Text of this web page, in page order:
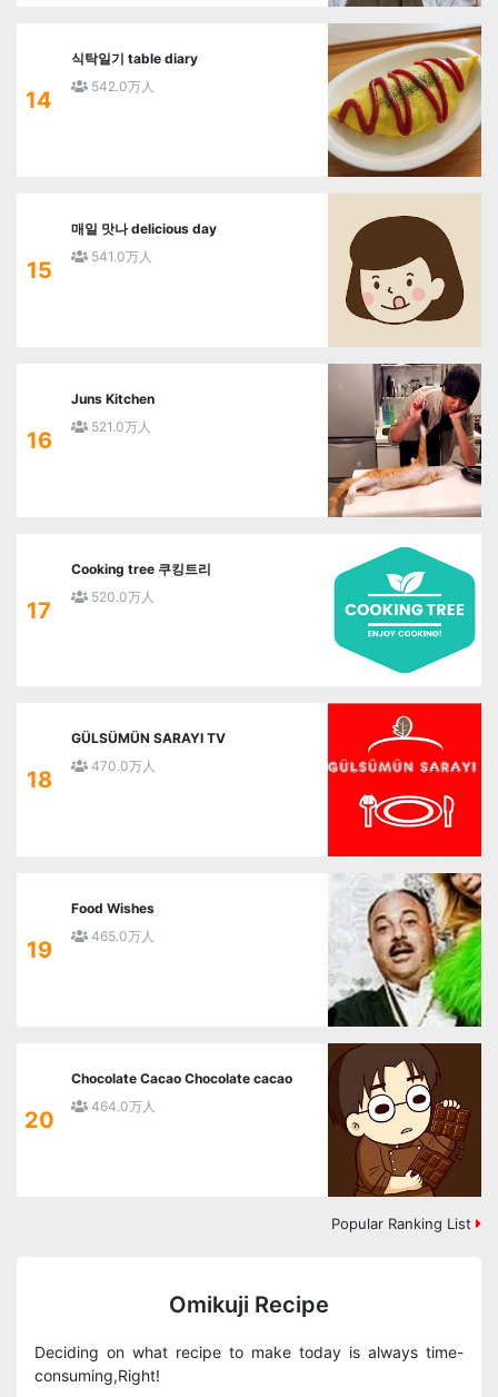
14
식탁일기 table diary
542.0万人
15
매일 맛나 delicious day
541.0万人
16
Juns Kitchen
521.0万人
17
Cooking tree 쿠킹트리
520.0万人
18
GÜLSÜMÜN SARAYI TV
470.0万人
19
Food Wishes
465.0万人
20
Chocolate Cacao Chocolate cacao
464.0万人
Popular Ranking List
Omikuji Recipe
Deciding on what recipe to make today is always time-
consuming,Right!